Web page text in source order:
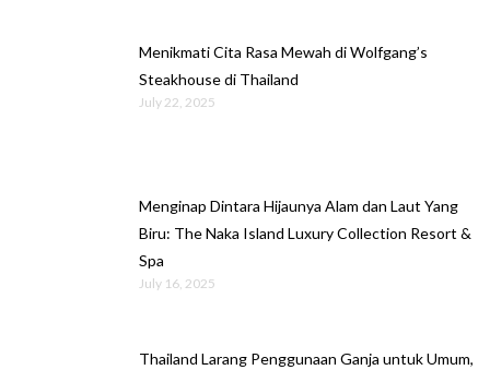
Menikmati Cita Rasa Mewah di Wolfgang’s
Steakhouse di Thailand
July 22, 2025
Menginap Dintara Hijaunya Alam dan Laut Yang
Biru: The Naka Island Luxury Collection Resort &
Spa
July 16, 2025
Thailand Larang Penggunaan Ganja untuk Umum,